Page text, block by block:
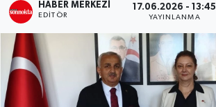
HABER MERKEZI
EDITÖR
17.06.2026 - 13:45
YAYINLANMA